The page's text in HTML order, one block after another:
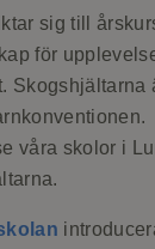
sig till
för
Skogshjältarna
våra skolor i